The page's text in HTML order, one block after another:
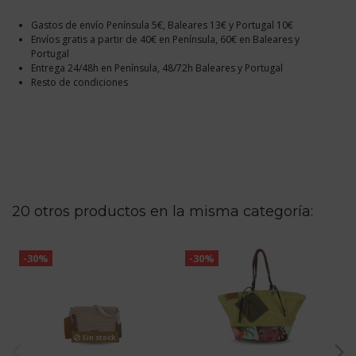
Gastos de envío Península 5€, Baleares 13€ y Portugal 10€
Envíos gratis a partir de 40€ en Península, 60€ en Baleares y
Portugal
Entrega 24/48h en Península, 48/72h Baleares y Portugal
Resto de condiciones
20 otros productos en la misma categoría:
-30%
Sin stock
-30%